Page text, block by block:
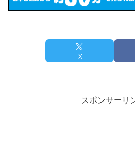
X
スポンサーリ